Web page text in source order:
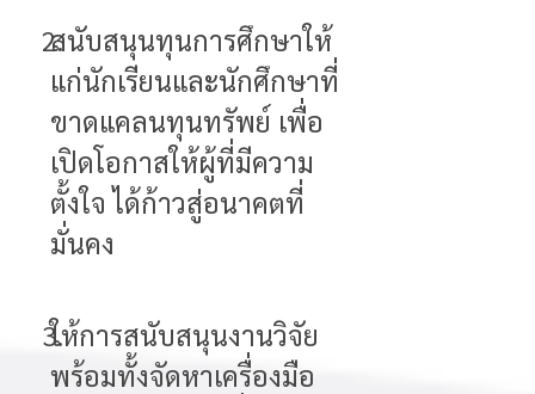
2.สนับสนุนทุนการศึกษาให้
แก่นักเรียนและนักศึกษาที่
ขาดแคลนทุนทรัพย์ เพื่อ
เปิดโอกาสให้ผู้ที่มีความ
ตั้งใจ ได้ก้าวสู่อนาคตที่
มั่นคง
3.
ให้การสนับสนุนงานวิจัย
พร้อมทั้งจัดหาเครื่องมือ